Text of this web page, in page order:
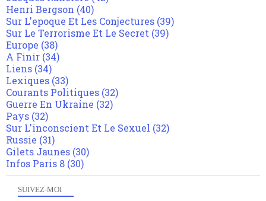
SUIVEZ-MOI
Henri Bergson (40)
Sur L'epoque Et Les Conjectures (39)
Sur Le Terrorisme Et Le Secret (39)
Europe (38)
A Finir (34)
Liens (34)
Lexiques (33)
Courants Politiques (32)
Guerre En Ukraine (32)
Pays (32)
Sur L'inconscient Et Le Sexuel (32)
Russie (31)
Gilets Jaunes (30)
Infos Paris 8 (30)